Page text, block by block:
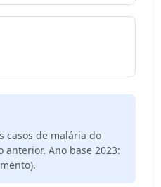
casos de malária do
anterior. Ano base 2023: